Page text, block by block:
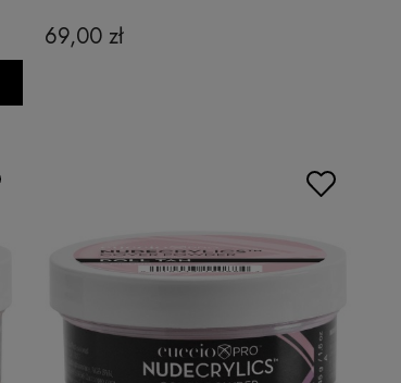
69,00 zł